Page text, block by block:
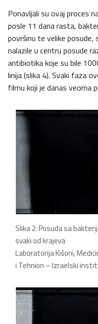
Ponavljali su ovaj proces
posle 11 dana rasta,
površinu te velike
nalazile u centru posude
antibiotika koje su bile
linija (slika 4). Svaki faza
filmu koji je danas veoma
Slika 2: Posuda sa
svaki od krajeva
Laboratorija Kišoni,
i Tehnion – Izraelski